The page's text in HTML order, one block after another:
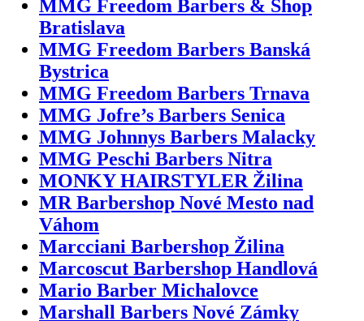
MMG Freedom Barbers & Shop
Bratislava
MMG Freedom Barbers Banská
Bystrica
MMG Freedom Barbers Trnava
MMG Jofre’s Barbers Senica
MMG Johnnys Barbers Malacky
MMG Peschi Barbers Nitra
MONKY HAIRSTYLER Žilina
MR Barbershop Nové Mesto nad
Váhom
Marcciani Barbershop Žilina
Marcoscut Barbershop Handlová
Mario Barber Michalovce
Marshall Barbers Nové Zámky